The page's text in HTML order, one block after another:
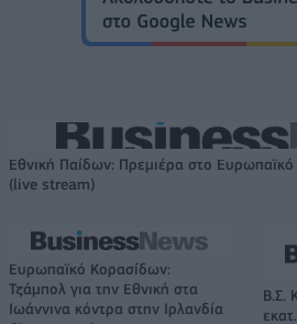
Εθνική Παίδων: Πρεμιέρα στο Ευρωπαϊκό
(live stream)
Ευρωπαϊκό Κορασίδων:
Τζάμπολ για την Εθνική στα
Ιωάννινα κόντρα στην Ιρλανδία
Β.Σ.